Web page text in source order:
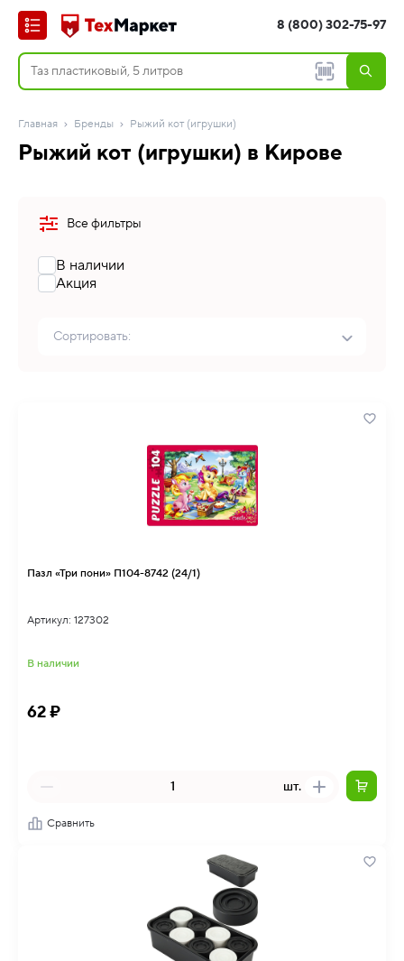
8 (800) 302-75-97
Главная Бренды Рыжий кот (игрушки)
Рыжий кот (игрушки) в Кирове
Все фильтры
В наличии
Акция
Сортировать:
Пазл «Три пони» П104-8742 (24/1)
Артикул: 127302
В наличии
62 ₽
шт.
Сравнить